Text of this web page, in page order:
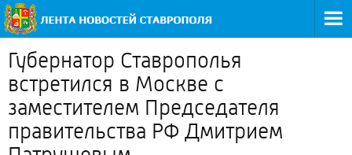
Губернатор Ставрополья
встретился в Москве с
заместителем Председателя
правительства РФ Дмитрием